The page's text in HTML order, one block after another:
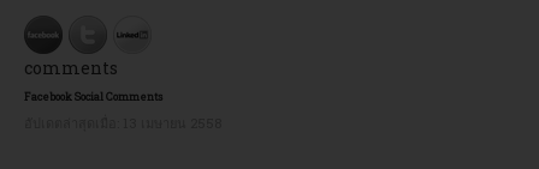
comments
Facebook Social Comments